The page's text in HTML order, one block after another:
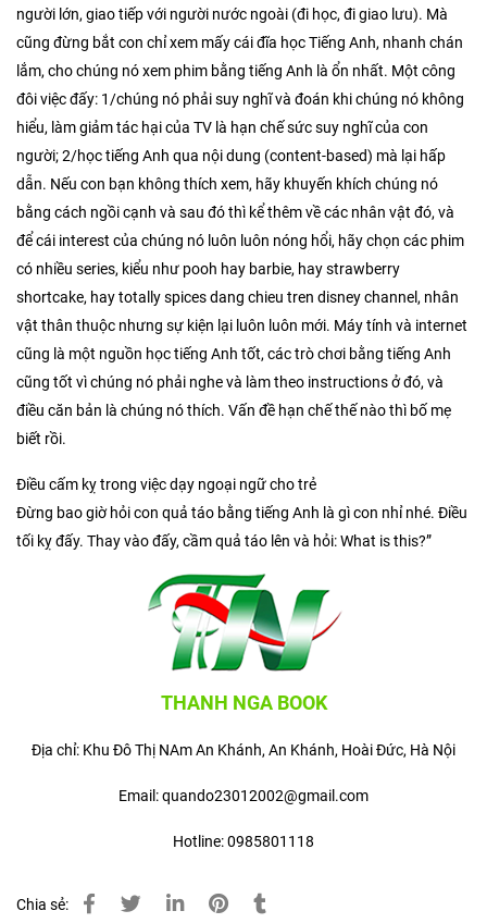
người lớn, giao tiếp với người nước ngoài (đi học, đi giao lưu). Mà
cũng đừng bắt con chỉ xem mấy cái đĩa học Tiếng Anh, nhanh chán
lắm, cho chúng nó xem phim bằng tiếng Anh là ổn nhất. Một công
đôi việc đấy: 1/chúng nó phải suy nghĩ và đoán khi chúng nó không
hiểu, làm giảm tác hại của TV là hạn chế sức suy nghĩ của con
người; 2/học tiếng Anh qua nội dung (content-based) mà lại hấp
dẫn. Nếu con bạn không thích xem, hãy khuyến khích chúng nó
bằng cách ngồi cạnh và sau đó thì kể thêm về các nhân vật đó, và
để cái interest của chúng nó luôn luôn nóng hổi, hãy chọn các phim
có nhiều series, kiểu như pooh hay barbie, hay strawberry
shortcake, hay totally spices dang chieu tren disney channel, nhân
vật thân thuộc nhưng sự kiện lại luôn luôn mới. Máy tính và internet
cũng là một nguồn học tiếng Anh tốt, các trò chơi bằng tiếng Anh
cũng tốt vì chúng nó phải nghe và làm theo instructions ở đó, và
điều căn bản là chúng nó thích. Vấn đề hạn chế thế nào thì bố mẹ
biết rồi.
Điều cấm kỵ trong việc dạy ngoại ngữ cho trẻ
Đừng bao giờ hỏi con quả táo bằng tiếng Anh là gì con nhỉ nhé. Điều
tối kỵ đấy. Thay vào đấy, cầm quả táo lên và hỏi: What is this?”
THANH NGA BOOK
Địa chỉ: Khu Đô Thị NAm An Khánh, An Khánh, Hoài Đức, Hà Nội
Email: quando23012002@gmail.com
Hotline: 0985801118
Chia sẻ: